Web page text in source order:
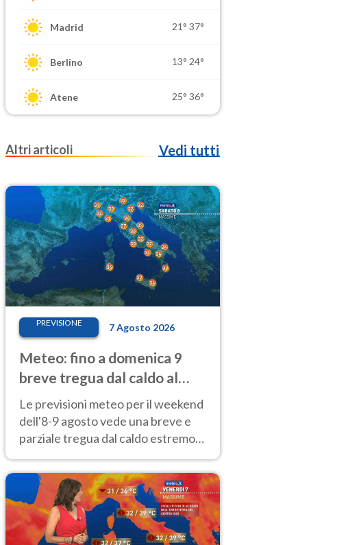
Madrid 21° 37°
Berlino 13° 24°
Atene 25° 36°
Altri articoli Vedi tutti
PREVISIONE 7 Agosto 2026
Meteo: fino a domenica 9
breve tregua dal caldo al
Nord! Altrove calura e afa
Le previsioni meteo per il weekend
dell'8-9 agosto vede una breve e
parziale tregua dal caldo estremo
40 gradi.